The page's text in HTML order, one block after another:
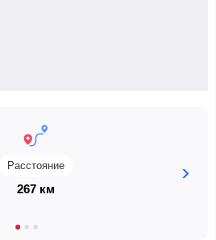
Расстояние
267 км